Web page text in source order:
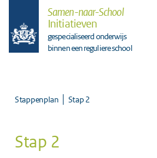
Samen-naar-School
Initiatieven
gespecialiseerd onderwijs
binnen een reguliere school
Stappenplan Stap 2
Stap 2